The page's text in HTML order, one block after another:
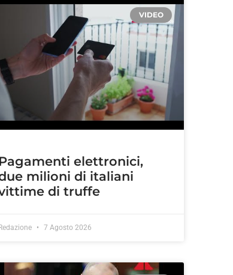
VIDEO
Pagamenti elettronici,
milioni di italiani
di truffe
Redazione 7 Agosto 2026